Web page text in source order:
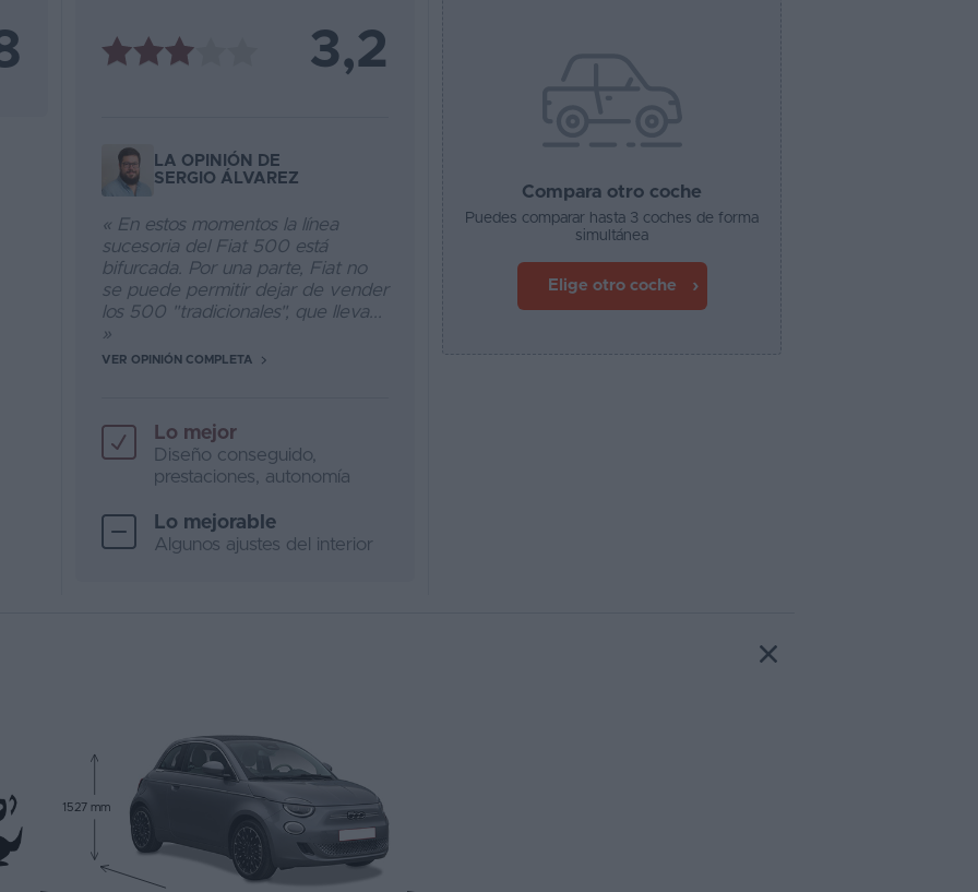
3,2
LA OPINIÓN DE
SERGIO ÁLVAREZ
« En estos momentos la línea
sucesoria del Fiat 500 está
bifurcada. Por una parte, Fiat no
se puede permitir dejar de vender
los 500 "tradicionales", que lleva...
»
VER OPINIÓN COMPLETA
Lo mejor
Diseño conseguido,
prestaciones, autonomía
Lo mejorable
Algunos ajustes del interior
Compara otro coche
Puedes comparar hasta 3 coches de forma
simultánea
Elige otro coche
1527 mm